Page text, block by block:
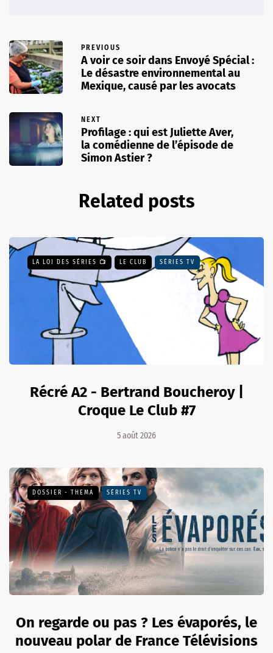
PREVIOUS
A voir ce soir dans Envoyé Spécial :
Le désastre environnemental au
Mexique, causé par les avocats
NEXT
Profilage : qui est Juliette Aver,
la comédienne de l’épisode de
Simon Astier ?
Related posts
LA LOI DES SÉRIES 📺 LE CLUB SÉRIES TV
Récré A2 - Bertrand Boucheroy |
Croque Le Club #7
5 août 2026
DOSSIER - THEMA SÉRIES TV
On regarde ou pas ? Les évaporés, le
nouveau polar de France Télévisions